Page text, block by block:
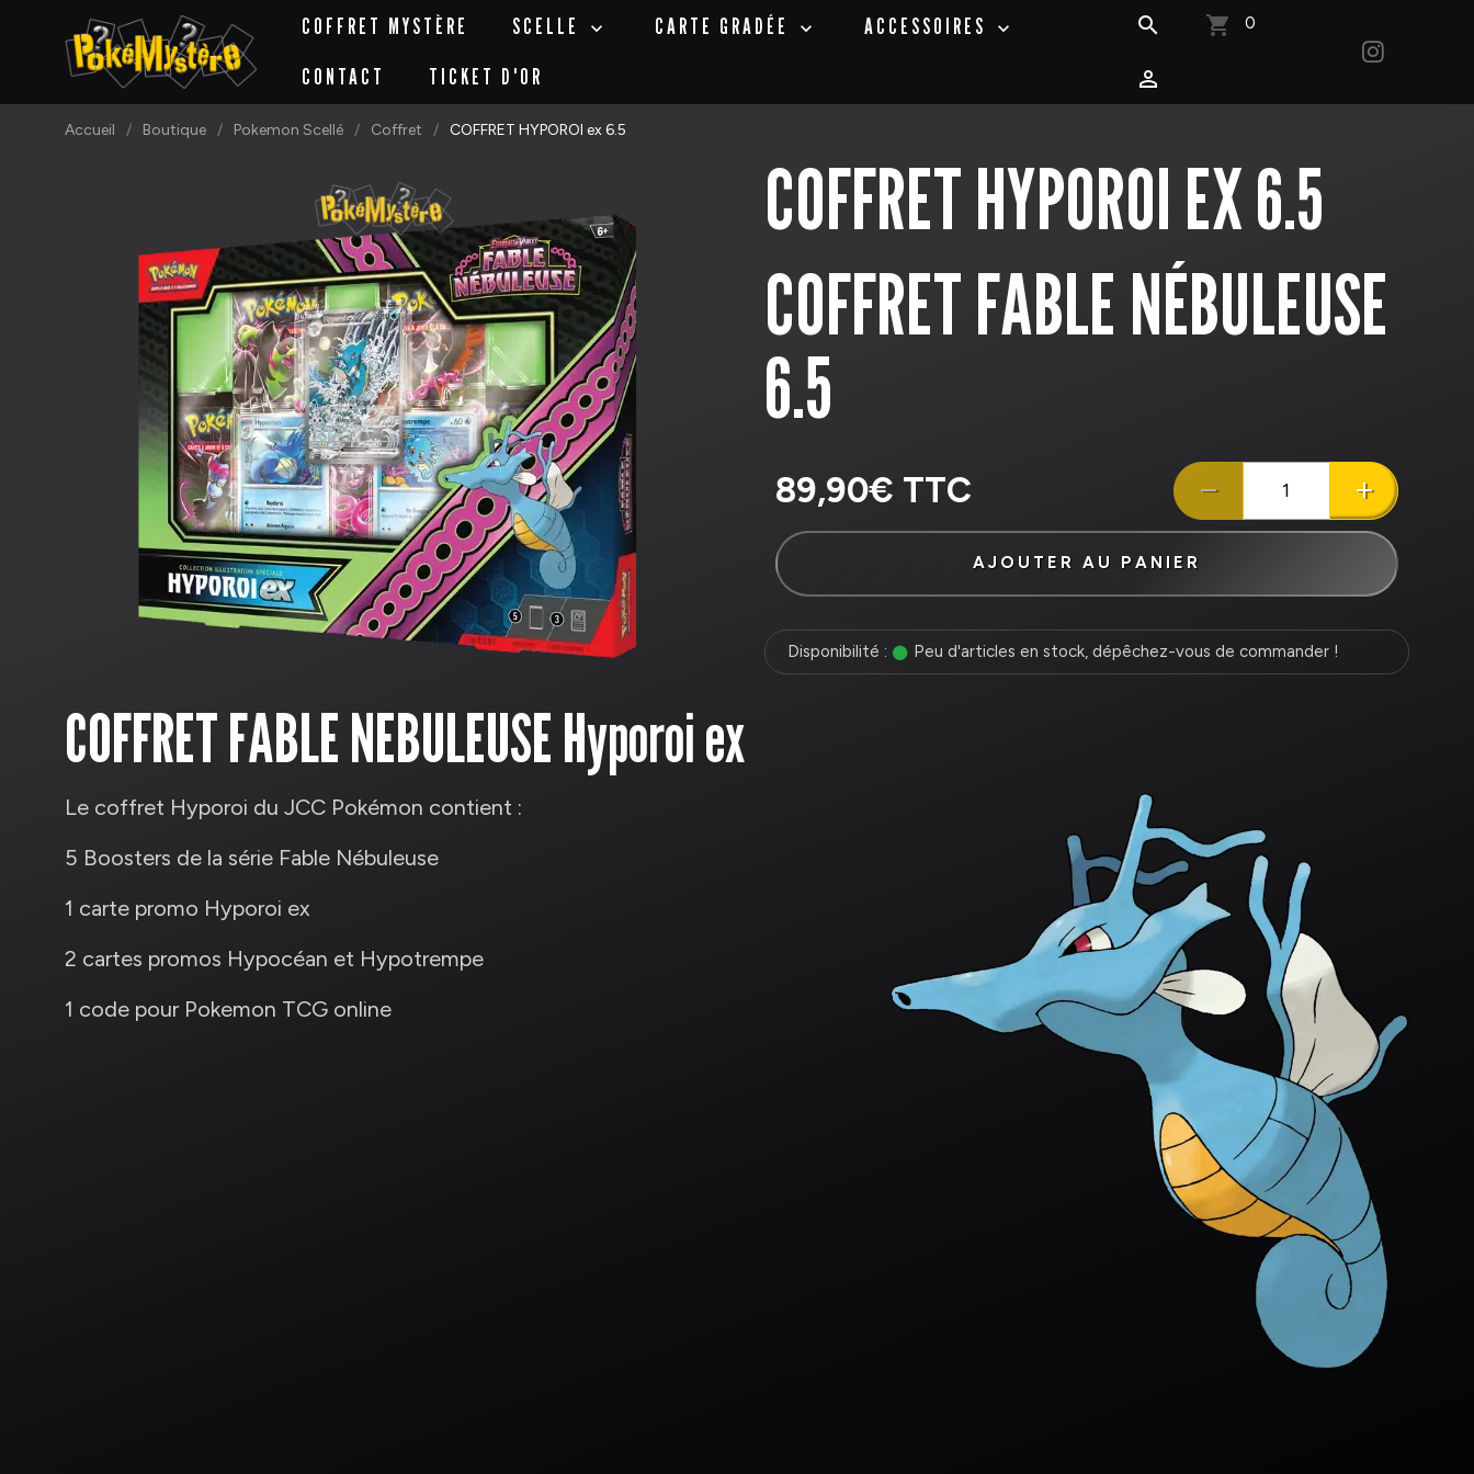
COFFRET MYSTÈRE SCELLE CARTE GRADÉE
ACCESSOIRES
CONTACT
TICKET D'OR
0
Accueil Boutique Pokemon Scellé Coffret COFFRET HYPOROI ex 6.5
COFFRET HYPOROI EX 6.5
COFFRET FABLE NÉBULEUSE
6.5
Disponibilité : Peu d'articles en stock, dépêchez-vous de commander !
89,90€ TTC
AJOUTER AU PANIER
COFFRET FABLE NEBULEUSE Hyporoi ex
Le coffret Hyporoi du JCC Pokémon contient :
5 Boosters de la série Fable Nébuleuse
1 carte promo Hyporoi ex
2 cartes promos Hypocéan et Hypotrempe
1 code pour Pokemon TCG online